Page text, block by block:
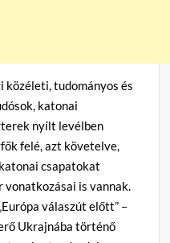
közéleti, tudományos és
katonai
nyílt levélben
felé, azt követelve,
csapatokat
vonatkozásai is vannak.
válaszút előtt” –
Ukrajnába történő